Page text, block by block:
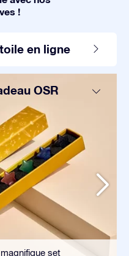
!
en ligne
OSR
set